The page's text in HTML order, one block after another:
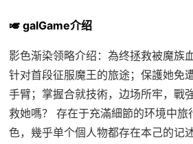
🎺 galGame介绍
影色渐染领略介绍：為终拯救被魔族
针对首段征服魔王的旅途；保護她免
手臂；掌握合就技術，边场所牢，戰
救她嗎？ 存在于充滿細節的环境中旅
色，幾乎单个個人物都存在本己的记